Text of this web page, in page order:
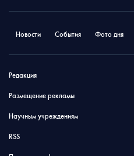
Новости События Фото дня
Редакция
Размещение рекламы
Научным учреждениям
RSS